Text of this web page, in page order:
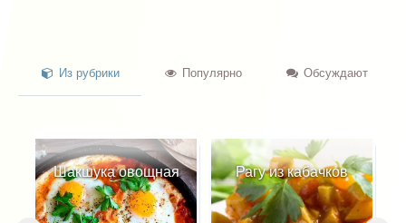
Из рубрики Популярно Обсуждают
Шакшука овощная Рагу из кабачков